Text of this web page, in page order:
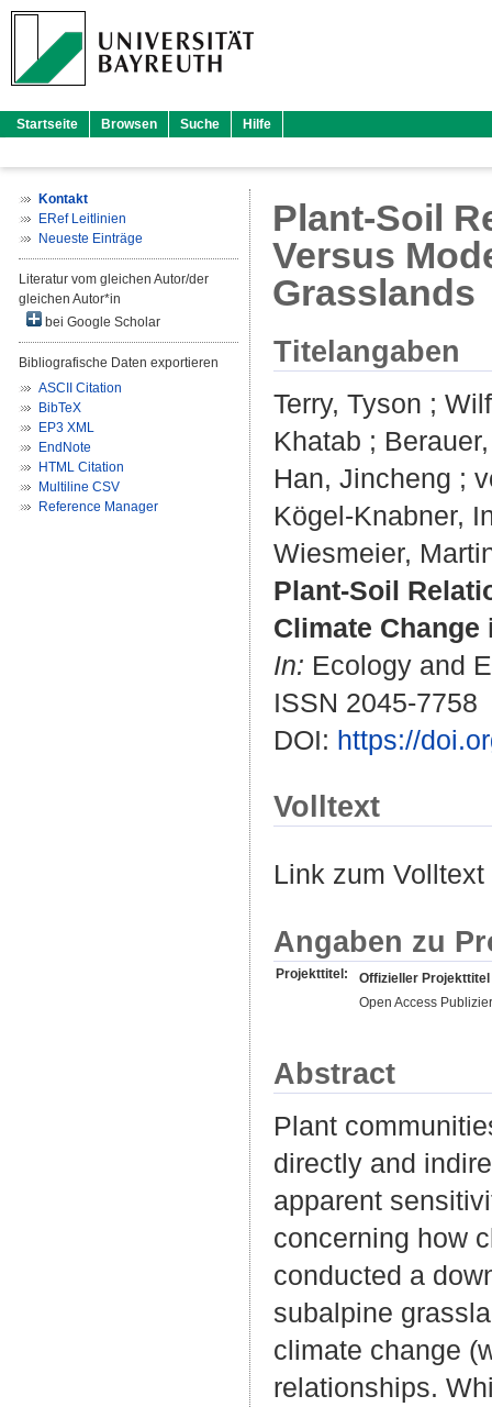
Startseite Browsen Suche Hilfe
Kontakt
ERef Leitlinien
Neueste Einträge
Literatur vom gleichen Autor/der
gleichen Autor*in
bei Google Scholar
Bibliografische Daten exportieren
ASCII Citation
BibTeX
EP3 XML
EndNote
HTML Citation
Multiline CSV
Reference Manager
Plant-Soil
Versus
Grasslands
Titelangaben
Terry, Tyson ;
Khatab ;
Han, Jincheng ;
Kögel-Knabner,
Wiesmeier,
Plant-Soil
Climate
In: Ecology and
ISSN 2045-7758
DOI: https://
Volltext
Link zum
Angaben zu
Projekttitel:
Offizieller Projekttitel
Open Access
Abstract
Plant
directly and
apparent
concerning how
conducted a
subalpine
climate change
relationships.